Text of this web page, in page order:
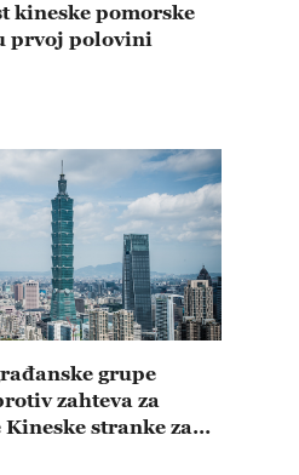
kineske pomorske
prvoj polovini
grupe
zahteva za
stranke za